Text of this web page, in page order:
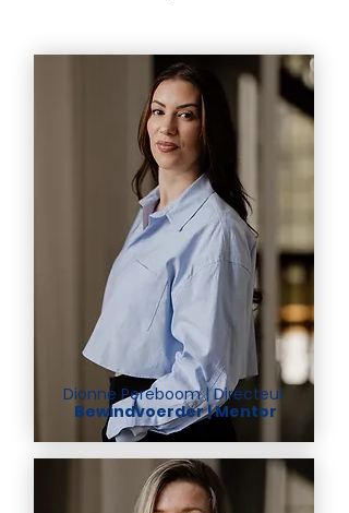
Dionne Pereboom | Directeur
Bewindvoerder | Mentor